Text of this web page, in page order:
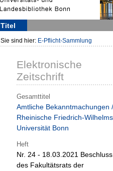
Titel
Sie sind hier: E-Pflicht-Sammlung
Elektronische
Zeitschrift
Gesamttitel
Amtliche Bekanntmachungen /
Rheinische Friedrich-
Universität Bonn
Heft
Nr. 24 - 18.03.2021 Beschluss
des Fakultätsrats der